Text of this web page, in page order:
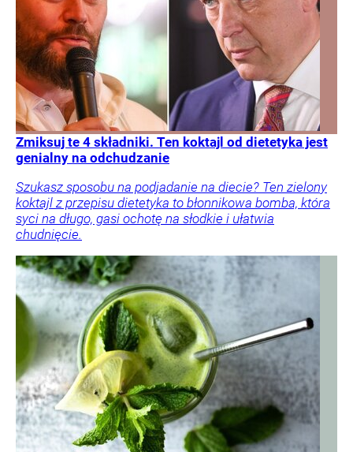
Zmiksuj te 4 składniki. Ten koktajl od dietetyka jest
genialny na odchudzanie
Szukasz sposobu na podjadanie na diecie? Ten zielony
koktajl z przepisu dietetyka to błonnikowa bomba, która
syci na długo, gasi ochotę na słodkie i ułatwia
chudnięcie.